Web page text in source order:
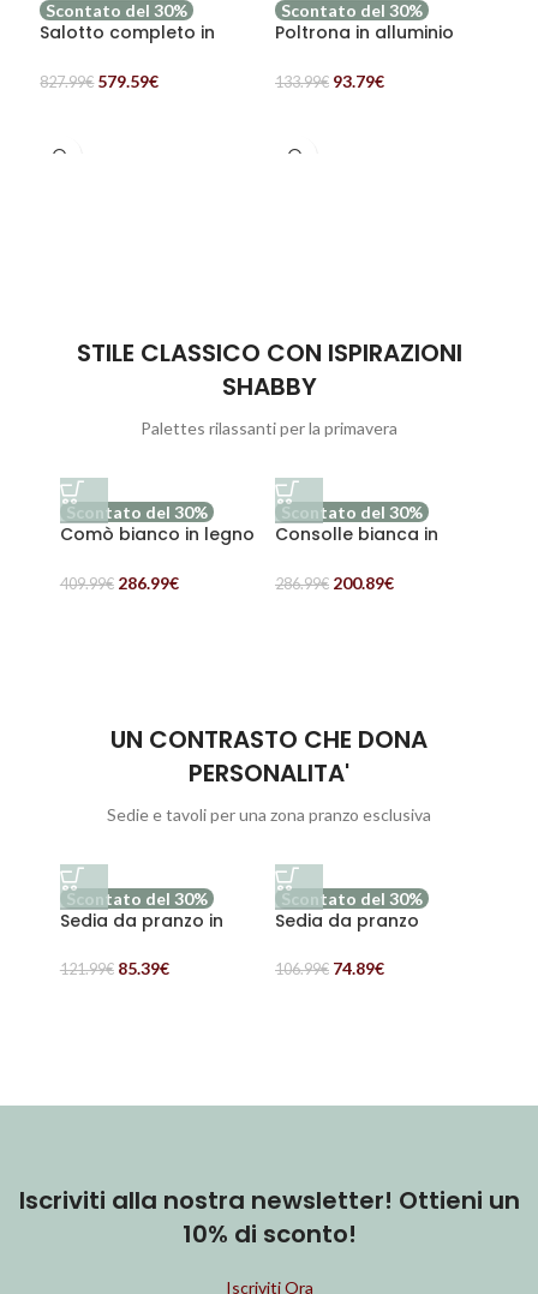
Scontato del 30%
Salotto completo in
827.99€ 579.59€
Scontato del 30%
Poltrona in alluminio
e PVC marrone
133.99€ 93.79€
STILE CLASSICO CON ISPIRAZIONI
SHABBY
Palettes rilassanti per la primavera
Scontato del 30%
Comò bianco in legno
409.99€ 286.99€
Scontato del 30%
Consolle bianca in
“Alice”
286.99€ 200.89€
UN CONTRASTO CHE DONA
PERSONALITA'
Sedie e tavoli per una zona pranzo esclusiva
Scontato del 30%
Sedia da pranzo in
Tina
121.99€ 85.39€
Scontato del 30%
Sedia da pranzo
106.99€ 74.89€
Iscriviti alla nostra newsletter! Ottieni un
10% di sconto!
Iscriviti Ora